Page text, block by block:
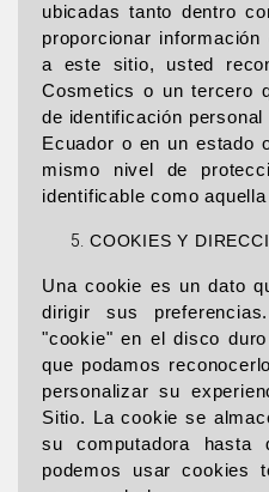
ubicadas tanto dentro
proporcionar
a este sitio, usted
Cosmetics o un tercero
de identificación
Ecuador o en un estado
mismo nivel de
identificable como
COOKIES Y
Una cookie es un dato
dirigir sus
"cookie" en el disco
que podamos
personalizar su
Sitio. La cookie se
su computadora hasta
podemos usar cookies